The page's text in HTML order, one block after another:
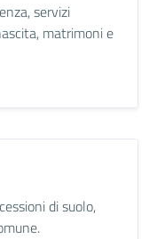
servizi
matrimoni e
di suolo,